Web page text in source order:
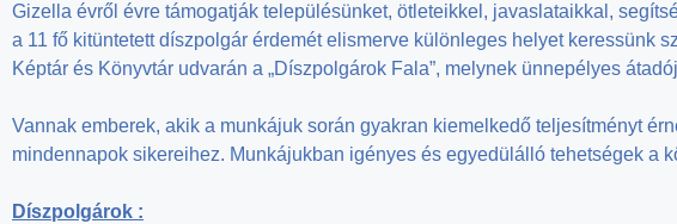
Gizella évről évre támogatják településünket, ötleteikkel, javaslataikkal,
a 11 fő kitüntetett díszpolgár érdemét elismerve különleges helyet keressünk
Képtár és Könyvtár udvarán a „Díszpolgárok Fala”, melynek ünnepélyes
Vannak emberek, akik a munkájuk során gyakran kiemelkedő teljesítményt
mindennapok sikereihez. Munkájukban igényes és egyedülálló tehetségek a
Díszpolgárok :